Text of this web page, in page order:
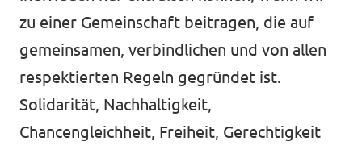
Mache mit!
Transparenz
zu einer Gemeinschaft beitragen, die auf
gemeinsamen, verbindlichen und von allen
respektierten Regeln gegründet ist.
Solidarität, Nachhaltigkeit,
Chancengleichheit, Freiheit, Gerechtigkeit